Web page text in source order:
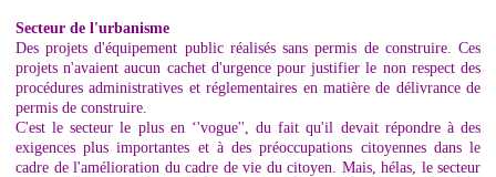
Secteur de l'urbanisme
Des projets d'équipement public réalisés sans permis de construire. Ces
projets n'avaient aucun cachet d'urgence pour justifier le non respect des
procédures administratives et réglementaires en matière de délivrance de
permis de construire.
C'est le secteur le plus en ‘'vogue'', du fait qu'il devait répondre à des
exigences plus importantes et à des préoccupations citoyennes dans le
cadre de l'amélioration du cadre de vie du citoyen. Mais, hélas, le secteur